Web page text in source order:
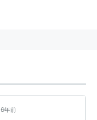
6年前